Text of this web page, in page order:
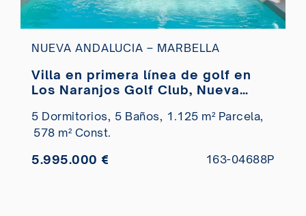
NUEVA ANDALUCIA – MARBELLA
Villa en primera línea de golf en
Los Naranjos Golf Club, Nueva
5 Dormitorios, 5 Baños, 1.125 m² Parcela,
578 m² Const.
5.995.000 € 163-04688P